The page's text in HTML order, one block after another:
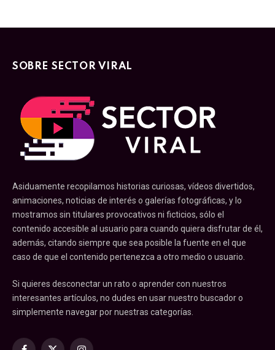
SOBRE SECTOR VIRAL
Asiduamente recopilamos historias curiosas, vídeos divertidos,
animaciones, noticias de interés o galerías fotográficas, y lo
mostramos sin titulares provocativos ni ficticios, sólo el
contenido accesible al usuario para cuando quiera disfrutar de él,
además, citando siempre que sea posible la fuente en el que
caso de que el contenido pertenezca a otro medio o usuario.
Si quieres desconectar un rato o aprender con nuestros
interesantes artículos, no dudes en usar nuestro buscador o
simplemente navegar por nuestras categorías.